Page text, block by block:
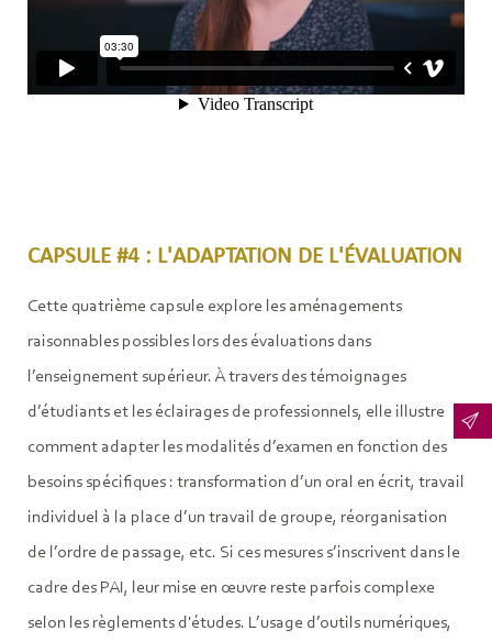
CAPSULE #4 : L'ADAPTATION DE L'ÉVALUATION
Cette quatrième capsule explore les aménagements
raisonnables possibles lors des évaluations dans
l’enseignement supérieur. À travers des témoignages
d’étudiants et les éclairages de professionnels, elle illustre
comment adapter les modalités d’examen en fonction des
besoins spécifiques : transformation d’un oral en écrit, travail
individuel à la place d’un travail de groupe, réorganisation
de l’ordre de passage, etc. Si ces mesures s’inscrivent dans le
cadre des PAI, leur mise en œuvre reste parfois complexe
selon les règlements d'études. L’usage d’outils numériques,